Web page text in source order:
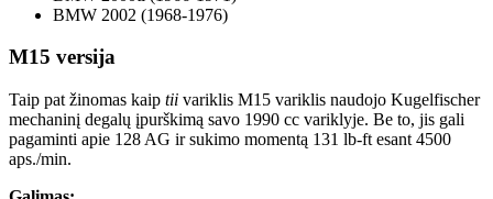
BMW 2002 (1968-1976)
M15 versija
Taip pat žinomas kaip tii variklis M15 variklis naudojo Kugelfischer
mechaninį degalų įpurškimą savo 1990 cc variklyje. Be to, jis gali
pagaminti apie 128 AG ir sukimo momentą 131 lb-ft esant 4500
aps./min.